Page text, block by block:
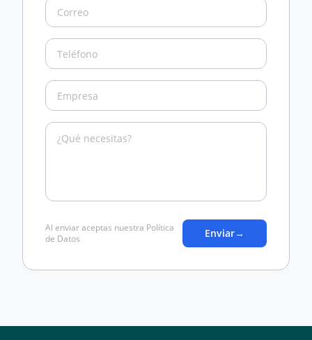
Al enviar aceptas nuestra Política
de Datos
Enviar→